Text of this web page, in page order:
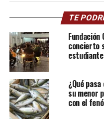
TE
Fundación
concierto
¿Qué
su menor
con el